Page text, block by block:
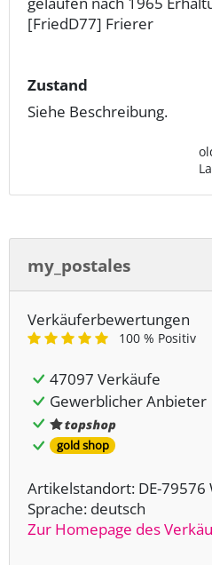
[FriedD77] Frierer
Zustand
Siehe Beschreibung.
my_postales
Verkäuferbewertungen
100 % Positiv
47097 Verkäufe
Gewerblicher Anbieter
gold shop
Artikelstandort: DE-79576
Sprache: deutsch
Zur Homepage des